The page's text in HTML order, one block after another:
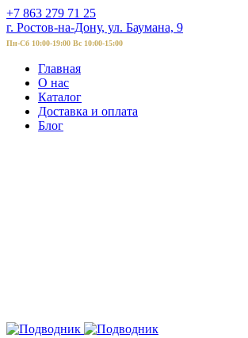
+7 863 279 71 25
г. Ростов-на-Дону, ул. Баумана, 9
Пн-Сб 10:00-19:00 Вс 10:00-15:00
Главная
О нас
Каталог
Доставка и оплата
Блог